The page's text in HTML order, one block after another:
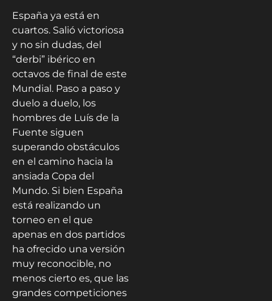
España ya está en
cuartos. Salió victoriosa
y no sin dudas, del
“derbi” ibérico en
octavos de final de este
Mundial. Paso a paso y
duelo a duelo, los
hombres de Luís de la
Fuente siguen
superando obstáculos
en el camino hacia la
ansiada Copa del
Mundo. Si bien España
está realizando un
torneo en el que
apenas en dos partidos
ha ofrecido una versión
muy reconocible, no
menos cierto es, que las
grandes competiciones